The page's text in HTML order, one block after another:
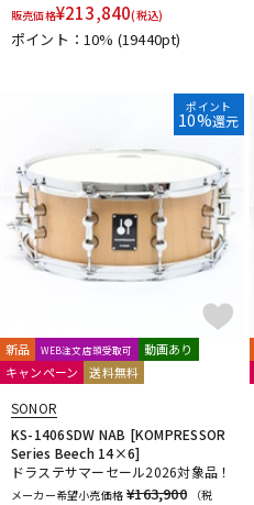
販売価格¥213,840(税込)
ポイント：10% (19440pt)
ポイント
10%還元
新品 WEB注文店頭受取可
動画あり
キャンペーン
送料無料
SONOR
KS-1406SDW NAB [KOMPRESSOR
Series Beech 14×6]
ドラステサマーセール2026対象品！
メーカー希望小売価格 ¥163,900
（税